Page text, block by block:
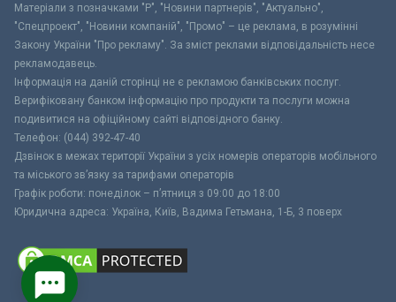
Матеріали з позначками "Р", "Новини партнерів", "Актуально",
"Спецпроект", "Новини компаній", "Промо" – це реклама, в розумінні
Закону України "Про рекламу". За зміст реклами відповідальність несе
рекламодавець.
Інформація на даній сторінці не є рекламою банківських послуг.
Верифіковану банком інформацію про продукти та послуги можна
подивитися на офіційному сайті відповідного банку.
Телефон: (044) 392-47-40
Дзвінок в межах території України з усіх номерів операторів мобільного
та міського зв’язку за тарифами операторів
Графік роботи: понеділок – п’ятниця з 09:00 до 18:00
Юридична адреса: Україна, Київ, Вадима Гетьмана, 1-Б, 3 поверх